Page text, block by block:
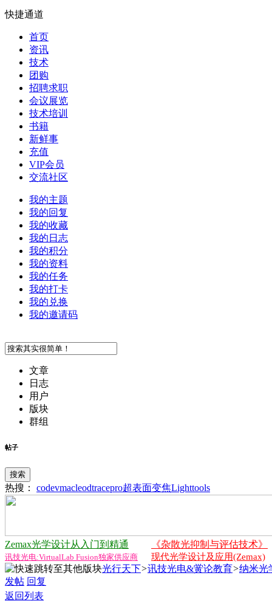
快捷通道
首页
资讯
技术
团购
招聘求职
会议展览
技术培训
书籍
新鲜事
充值
VIP会员
交流社区
我的主题
我的回复
我的收藏
我的日志
我的积分
我的资料
我的任务
我的打卡
我的兑换
我的邀请码
文章
日志
用户
版块
群组
帖子
搜索
热搜： codevmacleodtracepro超表面变焦Lighttools
Zemax光学设计从入门到精通 《杂散光抑制与评估技术》
讯技光电:VirtualLab Fusion独家供应商 现代光学设计及应用(Zemax)
光行天下>讯技光电&黉论教育>纳米光
发帖 回复
返回列表